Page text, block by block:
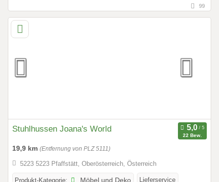
99
Stuhlhussen Joana's World
22 Bew.
19,9 km (Entfernung von PLZ 5111)
5223 5223 Pfaffstätt, Oberösterreich, Österreich
Produkt-Kategorie: Möbel und Deko Lieferservice